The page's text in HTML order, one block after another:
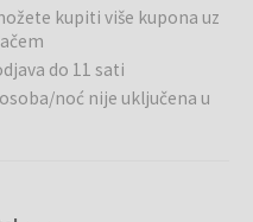
kupelj i fitness prostor.
mogu napuniti baterije u
u vrtu hotela. Gosti mogu
sauni ili hidromasažnoj kadi i
kupiti više kupona uz
do 11 sati
noć nije uključena u